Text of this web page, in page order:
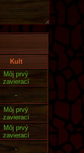
Kult
Môj prvý
zavierací
-
Môj prvý
zavierací
Môj prvý
zavierací
-